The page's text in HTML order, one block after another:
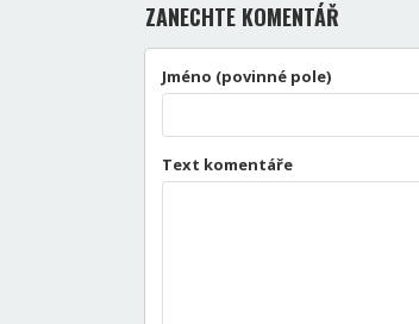
ZANECHTE KOMENTÁŘ
Jméno (povinné pole)
Text komentáře